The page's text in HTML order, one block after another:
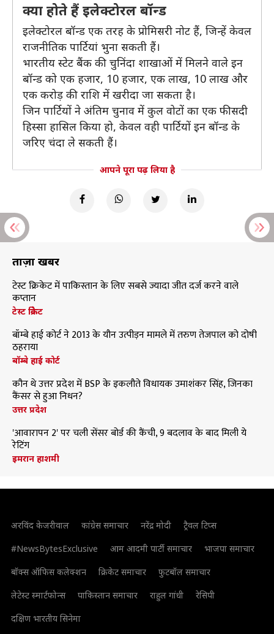
क्या होते हैं इलेक्टोरल बॉन्ड
इलेक्टोरल बॉन्ड एक तरह के प्रोमिसरी नोट हैं, जिन्हें केवल
राजनीतिक पार्टियां भुना सकती हैं।
भारतीय स्टेट बैंक की चुनिंदा शाखाओं में मिलने वाले इन
बॉन्ड को एक हजार, 10 हजार, एक लाख, 10 लाख और
एक करोड़ की राशि में खरीदा जा सकता है।
जिन पार्टियों ने अंतिम चुनाव में कुल वोटों का एक फीसदी
हिस्सा हासिल किया हो, केवल वही पार्टियों इन बॉन्ड के
जरिए चंदा ले सकती हैं।
आपने पूरा पढ़ लिया है
ताज़ा खबरें
टेस्ट क्रिकेट में पाकिस्तान के लिए सबसे ज्यादा जीत दर्ज करने वाले
कप्तान
टेस्ट क्रिकेट
बॉम्बे हाई कोर्ट ने 2013 के यौन उत्पीड़न मामले में तरुण तेजपाल को दोषी
ठहराया
बॉम्बे हाई कोर्ट
कौन थे उत्तर प्रदेश में BSP के इकलौते विधायक उमाशंकर सिंह, जिनका
कैंसर से हुआ निधन?
उत्तर प्रदेश
'आवारापन 2' पर चली सेंसर बोर्ड की कैंची, 9 बदलाव के बाद मिली ये
रेटिंग
इमरान हाशमी
अरविंद केजरीवाल कांग्रेस समाचार नरेंद्र मोदी
ट्रैवल टिप्स
#NewsBytesExclusive
आम आदमी पार्टी समाचार
भाजपा समाचार
बॉक्स ऑफिस कलेक्शन
क्रिकेट समाचार
फुटबॉल समाचार
लेटेस्ट स्मार्टफोन्स
पाकिस्तान समाचार राहुल गांधी
रेसिपी
दक्षिण भारतीय सिनेमा